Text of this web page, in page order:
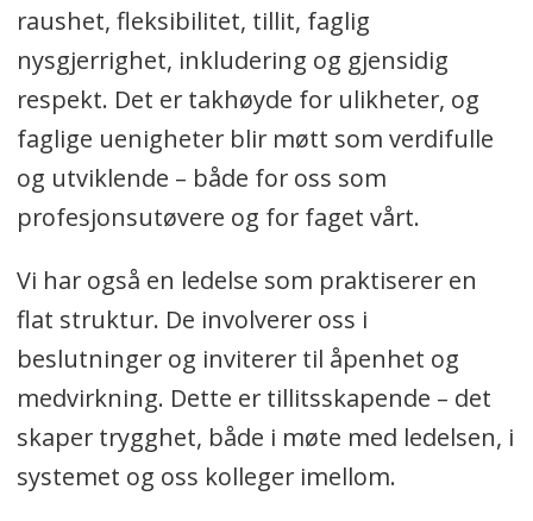
raushet, fleksibilitet, tillit, faglig
nysgjerrighet, inkludering og gjensidig
respekt. Det er takhøyde for ulikheter, og
faglige uenigheter blir møtt som verdifulle
og utviklende – både for oss som
profesjonsutøvere og for faget vårt.
Vi har også en ledelse som praktiserer en
flat struktur. De involverer oss i
beslutninger og inviterer til åpenhet og
medvirkning. Dette er tillitsskapende – det
skaper trygghet, både i møte med ledelsen, i
systemet og oss kolleger imellom.